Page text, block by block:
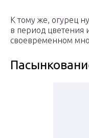
К тому же, огурец
в период цветения
своевременном